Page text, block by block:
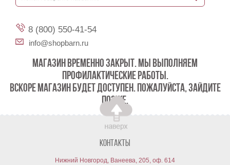
8 (800) 550-41-54
info@shopbarn.ru
МАГАЗИН ВРЕМЕННО ЗАКРЫТ. МЫ ВЫПОЛНЯЕМ
ПРОФИЛАКТИЧЕСКИЕ РАБОТЫ.
ВСКОРЕ МАГАЗИН БУДЕТ ДОСТУПЕН. ПОЖАЛУЙСТА, ЗАЙДИТЕ
ПОЗЖЕ.
Контакты
Нижний Новгород, Ванеева, 205, оф. 614